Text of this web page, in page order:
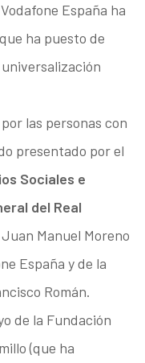
España ha
ha puesto de
las personas con
presentado por el
Sociales e
del Real
Manuel Moreno
España y de la
Román.
de la Fundación
(que ha